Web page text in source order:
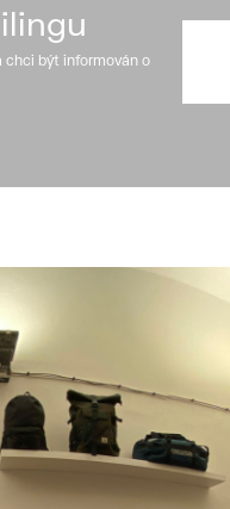
chci být informován o